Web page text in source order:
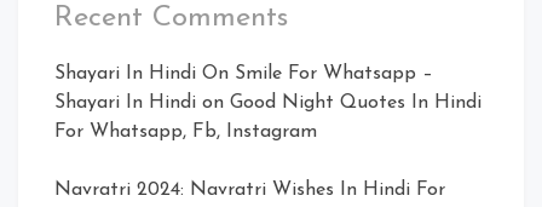
Recent Comments
Shayari In Hindi On Smile For Whatsapp –
Shayari In Hindi on Good Night Quotes In Hindi
For Whatsapp, Fb, Instagram
Navratri 2024: Navratri Wishes In Hindi For